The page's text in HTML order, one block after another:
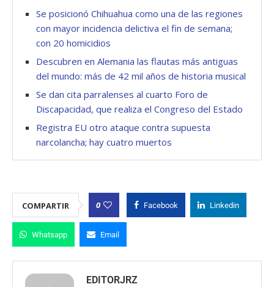
Se posicionó Chihuahua como una de las regiones
con mayor incidencia delictiva el fin de semana;
con 20 homicidios
Descubren en Alemania las flautas más antiguas
del mundo: más de 42 mil años de historia musical
Se dan cita parralenses al cuarto Foro de
Discapacidad, que realiza el Congreso del Estado
Registra EU otro ataque contra supuesta
narcolancha; hay cuatro muertos
COMPARTIR 0 Facebook Linkedin
Whatsapp Email
EDITORJRZ